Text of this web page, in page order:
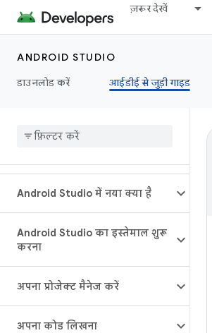
ज़रूर देखें
ANDROID STUDIO
डाउनलोड करें
आईडीई से जुड़ी गाइड
Android Studio में नया क्या है
Android Studio का इस्तेमाल शुरू
करना
अपना प्रोजेक्ट मैनेज करें
अपना कोड लिखना